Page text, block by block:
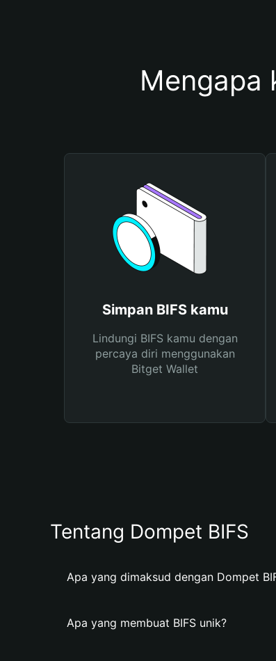
Mengapa
Simpan BIFS kamu
Lindungi BIFS kamu dengan
percaya diri menggunakan
Bitget Wallet
Tentang Dompet BIFS
Apa yang dimaksud dengan Dompet
Apa yang membuat BIFS unik?